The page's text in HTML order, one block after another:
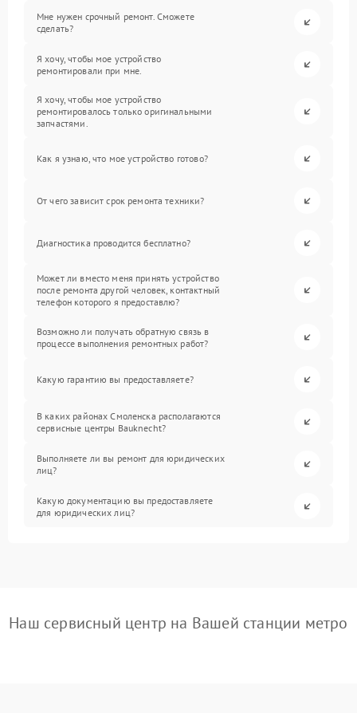
Мне нужен срочный ремонт. Сможете
сделать?
Я хочу, чтобы мое устройство
ремонтировали при мне.
Я хочу, чтобы мое устройство
ремонтировалось только оригинальными
запчастями.
Как я узнаю, что мое устройство готово?
От чего зависит срок ремонта техники?
Диагностика проводится бесплатно?
Может ли вместо меня принять устройство
после ремонта другой человек, контактный
телефон которого я предоставлю?
Возможно ли получать обратную связь в
процессе выполнения ремонтных работ?
Какую гарантию вы предоставляете?
В каких районах Смоленска располагаются
сервисные центры Bauknecht?
Выполняете ли вы ремонт для юридических
лиц?
Какую документацию вы предоставляете
для юридических лиц?
Наш сервисный центр на Вашей станции метро